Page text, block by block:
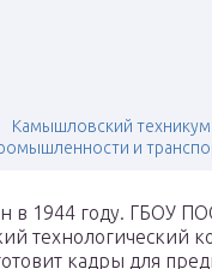
Камышловский техникум
и
в 1944 году. ГБОУ
технологический
кадры для